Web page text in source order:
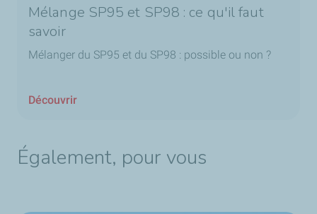
Mélange SP95 et SP98 : ce qu'il faut
savoir
Mélanger du SP95 et du SP98 : possible ou non ?
Découvrir
Également, pour vous